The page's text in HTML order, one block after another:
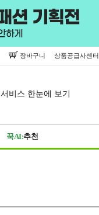
장바구니 상품공급사센터
서비스 한눈에 보기
꾹AI:추천